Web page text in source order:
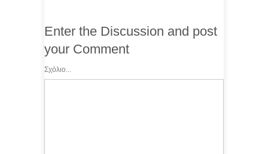
Enter the Discussion and post
your Comment
Σχόλιο...